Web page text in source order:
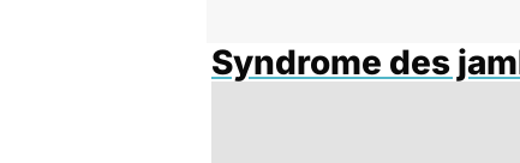
Syndrome des